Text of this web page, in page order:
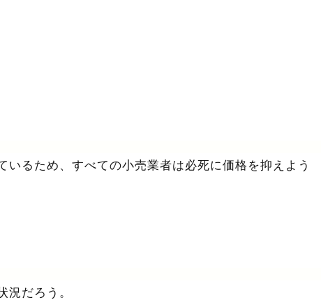
いるため、すべての小売業者は必死に価格を抑えよう
況だろう。